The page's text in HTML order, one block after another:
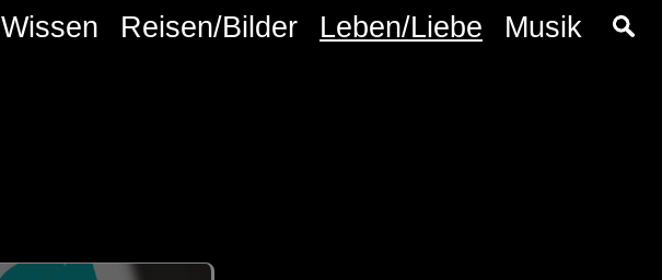
Wissen Reisen/Bilder Leben/Liebe Musik